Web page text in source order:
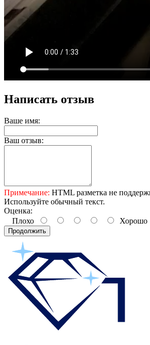
Написать отзыв
Ваше имя:
Ваш отзыв:
Примечание: HTML разметка не
Используйте обычный текст.
Оценка:
Плохо
Хорошо
Продолжить